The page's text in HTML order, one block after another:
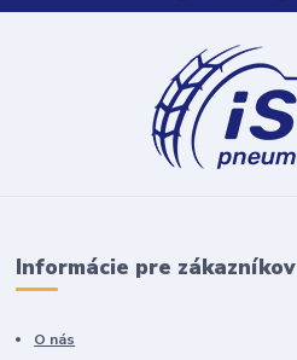
Informácie pre zákazníkov
O nás